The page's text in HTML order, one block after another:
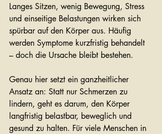
Langes Sitzen, wenig Bewegung, Stress
und einseitige Belastungen wirken sich
spürbar auf den Körper aus. Häufig
werden Symptome kurzfristig behandelt
– doch die Ursache bleibt bestehen.
Genau hier setzt ein ganzheitlicher
Ansatz an: Statt nur Schmerzen zu
lindern, geht es darum, den Körper
langfristig belastbar, beweglich und
gesund zu halten. Für viele Menschen in